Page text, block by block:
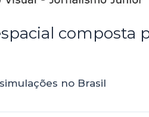
composta
no Brasil